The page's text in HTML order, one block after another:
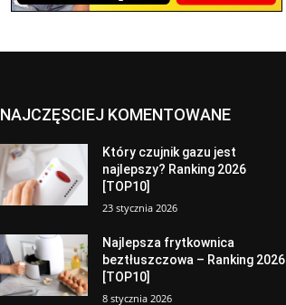
NAJCZĘSCIEJ KOMENTOWANE
Który czujnik gazu jest
najlepszy? Ranking 2026
[TOP10]
23 stycznia 2026
Najlepsza frytkownica
beztłuszczowa – Ranking 2026
[TOP10]
8 stycznia 2026